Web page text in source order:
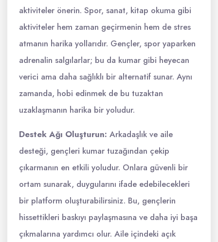
aktiviteler önerin. Spor, sanat, kitap okuma gibi
aktiviteler hem zaman geçirmenin hem de stres
atmanın harika yollarıdır. Gençler, spor yaparken
adrenalin salgılarlar; bu da kumar gibi heyecan
verici ama daha sağlıklı bir alternatif sunar. Aynı
zamanda, hobi edinmek de bu tuzaktan
uzaklaşmanın harika bir yoludur.
Destek Ağı Oluşturun: Arkadaşlık ve aile
desteği, gençleri kumar tuzağından çekip
çıkarmanın en etkili yoludur. Onlara güvenli bir
ortam sunarak, duygularını ifade edebilecekleri
bir platform oluşturabilirsiniz. Bu, gençlerin
hissettikleri baskıyı paylaşmasına ve daha iyi başa
çıkmalarına yardımcı olur. Aile içindeki açık